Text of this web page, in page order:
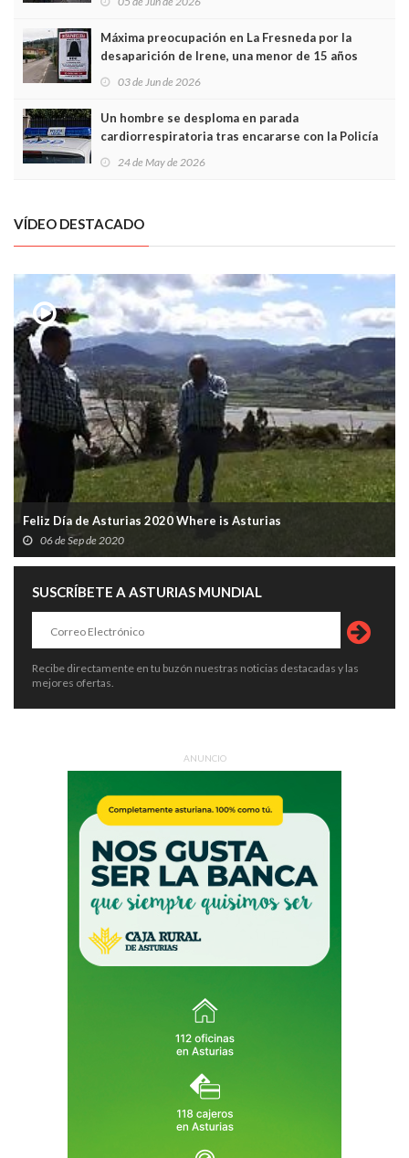
Máxima preocupación en La Fresneda por la
desaparición de Irene, una menor de 15 años
03 de Jun de 2026
Un hombre se desploma en parada
cardiorrespiratoria tras encararse con la Policía
Local en Luanco
24 de May de 2026
VÍDEO DESTACADO
Feliz Día de Asturias 2020 Where is Asturias
06 de Sep de 2020
SUSCRÍBETE A ASTURIAS MUNDIAL
Recibe directamente en tu buzón nuestras noticias destacadas y las
mejores ofertas.
ANUNCIO